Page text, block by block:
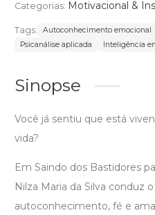
Categorias: Motivacional &
Tags: Autoconhecimento emocional
Psicanálise aplicada
Inteligência
Sinopse
Você já sentiu que está
vida?
Em Saindo dos Bastidores
Nilza Maria da Silva conduz
autoconhecimento, fé e